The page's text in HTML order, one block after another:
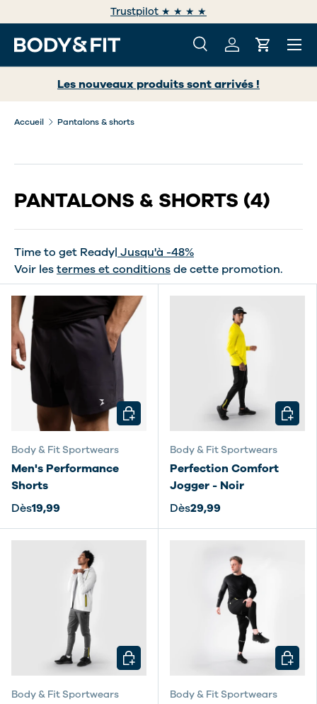
ALLER AU CONTENU
Trustpilot ★ ★ ★ ★
Recherche
RechercheSe connecter
Panier
Menu
Les nouveaux produits sont arrivés !
Accueil Pantalons & shorts
PANTALONS & SHORTS (4)
Time to get Ready| Jusqu'à -48%
Voir lestermes et conditionsde cette promotion.
Body & Fit Sportwears
Men's Performance
Shorts
Dès19,99
CHOISIR LES OPTIONS
Body & Fit Sportwears
Perfection Comfort
Jogger - Noir
Dès29,99
Body & Fit Sportwears
CHOISIR LES OPTIONS
Body & Fit Sportwears